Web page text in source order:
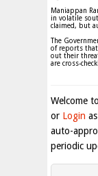
Maniappan
in volatile
claimed, but
The
of reports that
out their
are cross-
Welcome
or Login
auto-
periodic